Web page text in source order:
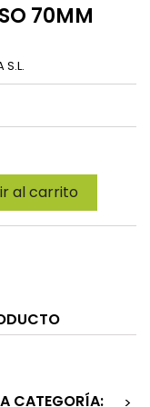
70MM
S.L.
al carrito
CATEGORÍA:
>